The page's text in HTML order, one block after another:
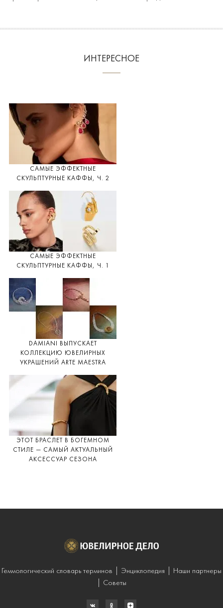
ИНТЕРЕСНОЕ
САМЫЕ ЭФФЕКТНЫЕ
СКУЛЬПТУРНЫЕ КАФФЫ, Ч. 2
САМЫЕ ЭФФЕКТНЫЕ
СКУЛЬПТУРНЫЕ КАФФЫ, Ч. 1
DAMIANI ВЫПУСКАЕТ
КОЛЛЕКЦИЮ ЮВЕЛИРНЫХ
УКРАШЕНИЙ ARTE MAESTRA
ЭТОТ БРАСЛЕТ В БОГЕМНОМ
СТИЛЕ — САМЫЙ АКТУАЛЬНЫЙ
АКСЕССУАР СЕЗОНА
Геммологический словарь терминов Энциклопедия
Наши партнеры
Советы